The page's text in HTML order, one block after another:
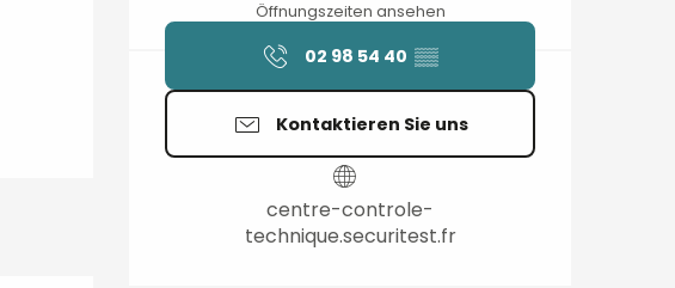
Öffnungszeiten ansehen
02 98 54 40 ▒▒
Kontaktieren Sie uns
centre-controle-
technique.securitest.fr